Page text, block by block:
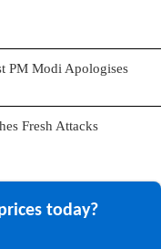
PM Modi Apologises
Fresh Attacks
today?